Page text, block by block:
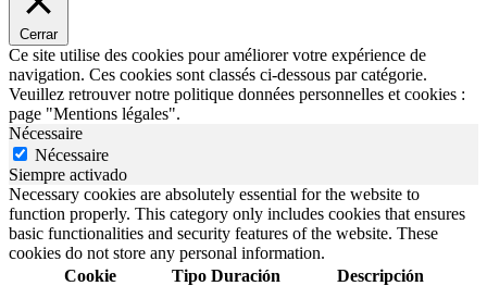
Cerrar
Ce site utilise des cookies pour améliorer votre expérience de
navigation. Ces cookies sont classés ci-dessous par catégorie.
Veuillez retrouver notre politique données personnelles et cookies :
page "Mentions légales".
Nécessaire
Nécessaire
Siempre activado
Necessary cookies are absolutely essential for the website to
function properly. This category only includes cookies that ensures
basic functionalities and security features of the website. These
cookies do not store any personal information.
Cookie
Tipo Duración Descripción